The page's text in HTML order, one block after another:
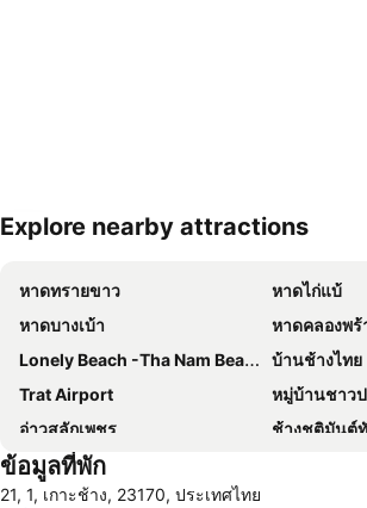
Explore nearby attractions
หาดทรายขาว
หาดไก่แบ้
หาดบางเบ้า
หาดคลองพร้
Lonely Beach -Tha Nam Beach
บ้านช้างไทย
Trat Airport
หมู่บ้านชาวป
อ่าวสลักเพชร
ช้างชุติมันต์
ท่าเรือเซ็นเตอร์พอยท์
ข้อมูลที่พัก
21, 1, เกาะช้าง, 23170, ประเทศไทย